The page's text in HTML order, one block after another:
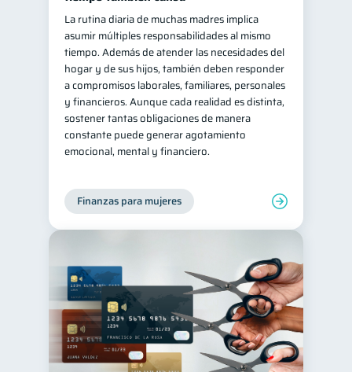
Información financiera
ahorro 1 Doble sueldo 1
Gasto responsable 1
información financiera 1
La rutina diaria de muchas madres implica
asumir múltiples responsabilidades al mismo
tiempo. Además de atender las necesidades del
hogar y de sus hijos, también deben responder
a compromisos laborales, familiares, personales
y financieros. Aunque cada realidad es distinta,
sostener tantas obligaciones de manera
constante puede generar agotamiento
emocional, mental y financiero.
Finanzas para mujeres